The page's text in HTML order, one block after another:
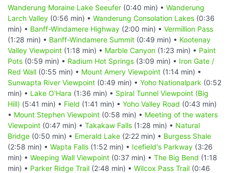
Wanderung Moraine Lake Seeufer (0:40 min) • Wanderung
Larch Valley (0:56 min) • Wanderung Consolation Lakes (0:36
min) • Banff-Windamere Highway (2:00 min) • Vermillion Pass
(1:28 min) • Banff-Windamere Summit (0:49 min) • Kootenay
Valley Viewpoint (1:18 min) • Marble Canyon (1:23 min) • Paint
Pots (0:59 min) • Radium Hot Springs (3:09 min) • Iron Gate /
Red Wall (0:55 min) • Mount Amery Viewpoint (1:14 min) •
Sunwapta River Viewpoint (0:49 min) • Yoho Nationalpark (0:52
min) • Lake O'Hara (1:36 min) • Spiral Tunnel Viewpoint (Big
Hill) (5:41 min) • Field (1:41 min) • Yoho Valley Road (0:43 min)
• Mount Stephen Viewpoint (0:58 min) • Meeting of the waters
Viewpoint (0:47 min) • Takakaw Falls (1:28 min) • Natural
Bridge (0:50 min) • Emerald Lake (2:22 min) • Burgess Shale
(2:58 min) • Wapta Falls (1:52 min) • Icefield's Parkway (3:26
min) • Weeping Wall Viewpoint (0:37 min) • The Big Bend (1:18
min) • Parker Ridge Trail (2:48 min) • Wilcox Pass Trail (0:46